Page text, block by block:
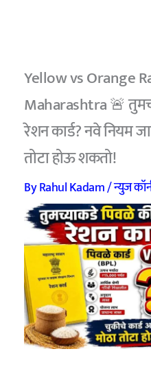
Yellow vs Orange
Maharashtra 🚨
रेशन कार्ड? नवे नियम
तोटा होऊ शकतो!
ByRahul Kadam/न्युज